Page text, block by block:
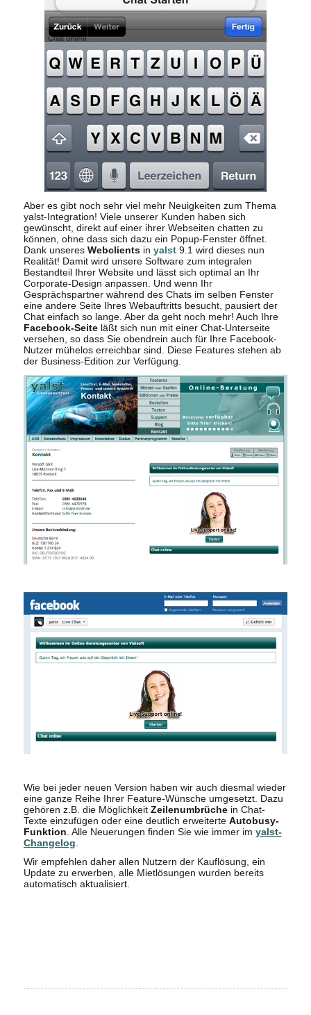
Aber es gibt noch sehr viel mehr Neuigkeiten zum Thema
yalst-Integration! Viele unserer Kunden haben sich
gewünscht, direkt auf einer ihrer Webseiten chatten zu
können, ohne dass sich dazu ein Popup-Fenster öffnet.
Dank unseres Webclientsin yalst9.1 wird dieses nun
Realität! Damit wird unsere Software zum integralen
Bestandteil Ihrer Website und lässt sich optimal an Ihr
Corporate-Design anpassen. Und wenn Ihr
Gesprächspartner während des Chats im selben Fenster
eine andere Seite Ihres Webauftritts besucht, pausiert der
Chat einfach so lange. Aber da geht noch mehr! Auch Ihre
Facebook-Seiteläßt sich nun mit einer Chat-Unterseite
versehen, so dass Sie obendrein auch für Ihre Facebook-
Nutzer mühelos erreichbar sind. Diese Features stehen ab
der Business-Edition zur Verfügung.
Wie bei jeder neuen Version haben wir auch diesmal wieder
eine ganze Reihe Ihrer Feature-Wünsche umgesetzt. Dazu
gehören z.B. die Möglichkeit Zeilenumbrüchein Chat-
Texte einzufügen oder eine deutlich erweiterte Autobusy-
Funktion . Alle Neuerungen finden Sie wie immer im yalst-
Changelog
Wir empfehlen daher allen Nutzern der Kauflösung, ein
Update zu erwerben, alle Mietlösungen wurden bereits
automatisch aktualisiert.